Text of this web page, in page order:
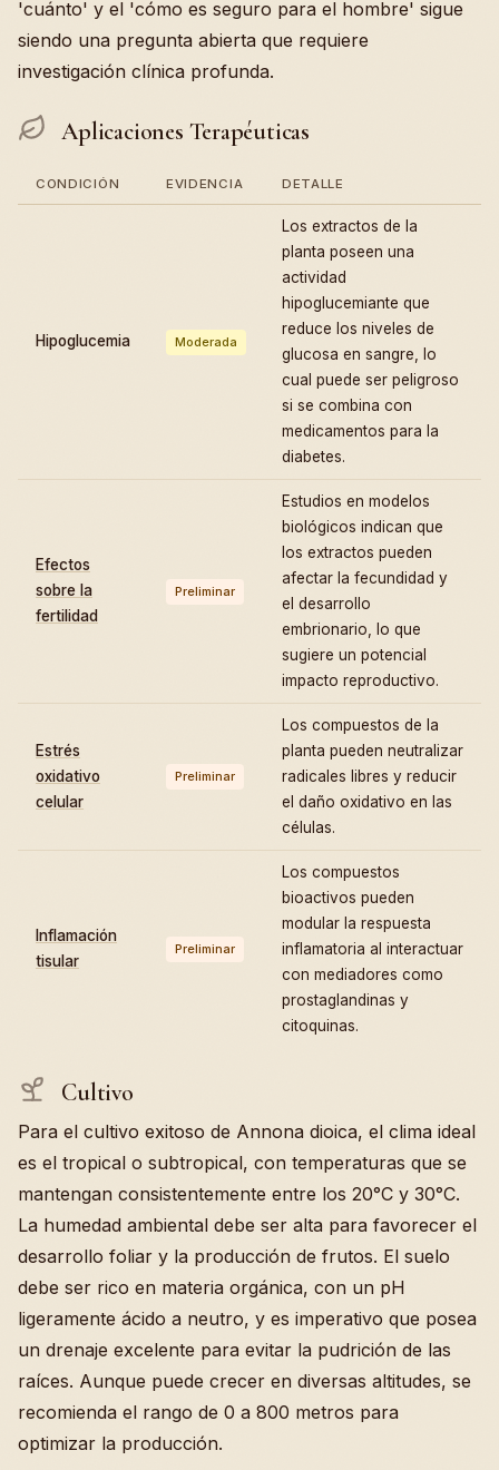
'cuánto' y el 'cómo es seguro para el hombre' sigue
siendo una pregunta abierta que requiere
investigación clínica profunda.
Aplicaciones Terapéuticas
CONDICIÓN EVIDENCIA DETALLE
Hipoglucemia Moderada
Los extractos de la
planta poseen una
actividad
hipoglucemiante que
reduce los niveles de
glucosa en sangre, lo
cual puede ser peligroso
si se combina con
medicamentos para la
diabetes.
Efectos
sobre la
fertilidad
Preliminar
Estudios en modelos
biológicos indican que
los extractos pueden
afectar la fecundidad y
el desarrollo
embrionario, lo que
sugiere un potencial
impacto reproductivo.
Estrés
oxidativo
celular
Preliminar
Los compuestos de la
planta pueden neutralizar
radicales libres y reducir
el daño oxidativo en las
células.
Inflamación
tisular
Preliminar
Los compuestos
bioactivos pueden
modular la respuesta
inflamatoria al interactuar
con mediadores como
prostaglandinas y
citoquinas.
Cultivo
Para el cultivo exitoso de Annona dioica, el clima ideal
es el tropical o subtropical, con temperaturas que se
mantengan consistentemente entre los 20°C y 30°C.
La humedad ambiental debe ser alta para favorecer el
desarrollo foliar y la producción de frutos. El suelo
debe ser rico en materia orgánica, con un pH
ligeramente ácido a neutro, y es imperativo que posea
un drenaje excelente para evitar la pudrición de las
raíces. Aunque puede crecer en diversas altitudes, se
recomienda el rango de 0 a 800 metros para
optimizar la producción.